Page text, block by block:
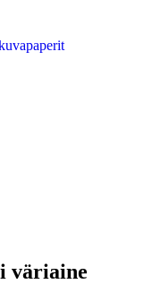
väriaine